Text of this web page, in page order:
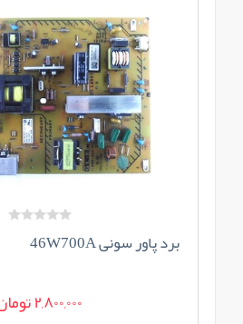
برد پاور سونی 46W700A
2,800,000 تومان